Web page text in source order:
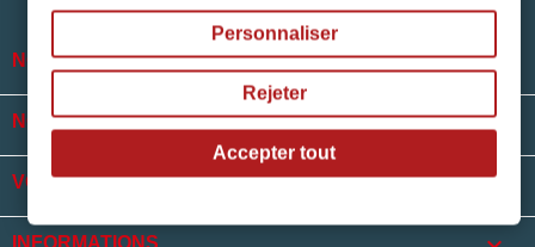
NOTRE SOCIÉTÉ 
NOS HORAIRES 
VOTRE COMPTE 
INFORMATIONS
Personnaliser
Rejeter
Accepter tout